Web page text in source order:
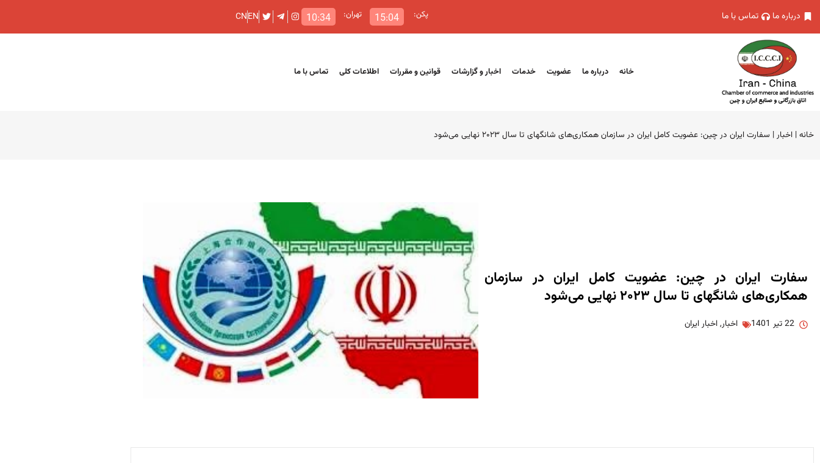
درباره ما تماس با ما پکن: 15:04 تهران: 10:34
EN
CN
خانه درباره ما عضویت خدمات اخبار و گزارشات قوانین و مقررات اطلاعات کلی تماس با ما
خانه| اخبار | سفارت ایران در چین: عضویت کامل ایران در سازمان همکاری‌های شانگهای تا سال ۲۰۲۳ نهایی می‌شود
سفارت ایران در چین: عضویت کامل ایران در سازمان
همکاری‌های شانگهای تا سال ۲۰۲۳ نهایی می‌شود
22 تیر 1401 اخبار,اخبار ایران